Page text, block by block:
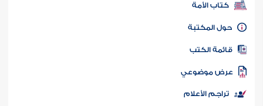
كتاب الأمة
المكتبة
الكتب
موضوعي